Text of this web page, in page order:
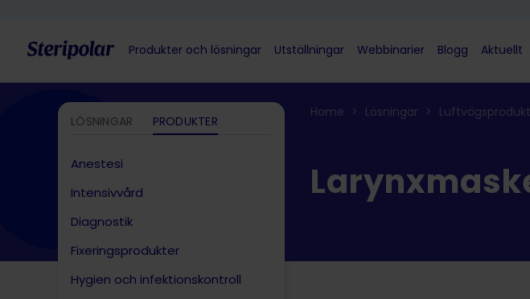
Produkter och lösningar Utställningar Webbinarier Blogg Aktuellt
LÖSNINGAR PRODUKTER
Anestesi
Intensivvård
Diagnostik
Fixeringsprodukter
Hygien och infektionskontroll
Home > Lösningar >